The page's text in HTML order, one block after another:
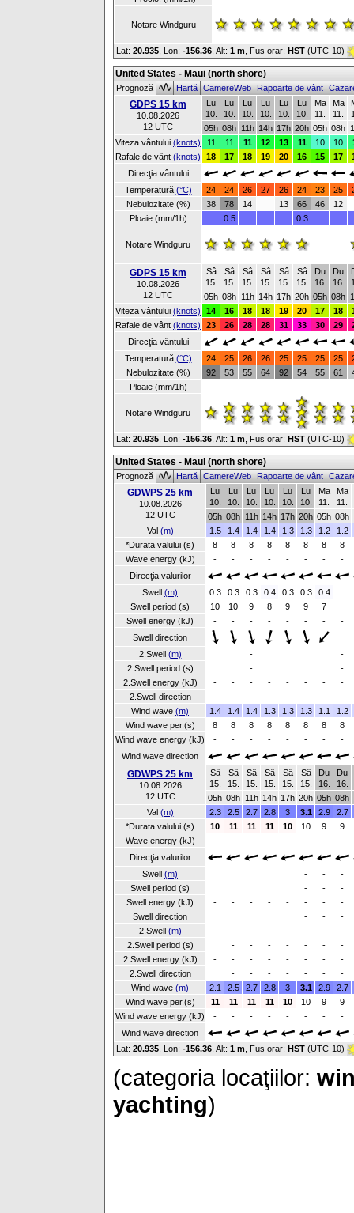
Notare Windguru
Lat: 20.935 , Lon: -156.36 Alt: 1 m , Fus orar: HST (UTC-10)
United States - Maui (north shore)
Prognoză HartăCamereWebRapoarte de vânt
GDPS 15 km
10.08.2026
12 UTC
Lu
10.
Lu
10.
Lu
10.
Lu
10.
Lu
10.
Lu
10.
Ma
11.
Ma
11.
05h 08h 11h 14h 17h 20h 05h 08h
Viteza vântului (knots) 11 11 11 12 13 11 10 10
Rafale de vânt (knots) 18 17 18 19 20 16 15 17
Direcţia vântului
Temperatură (°C) 24 24 26 27 26 24 23 25
Nebulozitate (%)
38 78 14 13 66 46
12
Ploaie (mm/1h)
0.5 0.3
Notare Windguru
GDPS 15 km
10.08.2026
12 UTC
Sâ
15.
Sâ
15.
Sâ
15.
Sâ
15.
Sâ
15.
Sâ
15.
Du
16.
Du
16.
05h 08h 11h 14h 17h 20h 05h 08h
Viteza vântului (knots) 14 16 18 18 19 20 17 18
Rafale de vânt (knots) 23 26 28 28 31 33 30 29
Direcţia vântului
Temperatură (°C) 24 25 26 26 25 25 25 25
Nebulozitate (%)
92 53 55 64 92 54 55 61
Ploaie (mm/1h)
- - - - - - - -
Notare Windguru
Lat: 20.935 , Lon: -156.36 Alt: 1 m , Fus orar: HST (UTC-10)
United States - Maui (north shore)
Prognoză HartăCamereWebRapoarte de vânt
GDWPS 25 km
10.08.2026
12 UTC
Lu
10.
Lu
10.
Lu
10.
Lu
10.
Lu
10.
Lu
10.
Ma
11.
Ma
11.
05h 08h 11h 14h 17h 20h 05h 08h
Val (m) 1.5 1.4 1.4 1.4 1.3 1.3 1.2
1.2
*Durata valului (s)
8 8 8 8 8 8 8
8
Wave energy (kJ)
- - - - - - -
-
Direcţia valurilor
Swell (m) 0.3 0.3 0.3 0.4 0.3 0.3
0.4
Swell period (s)
10 10 9 8 9 9
7
Swell energy (kJ)
- - - - - - -
-
Swell direction
2.Swell (m) -
-
2.Swell period (s)
-
-
2.Swell energy (kJ)
- - - - - - -
-
2.Swell direction
-
-
Wind wave (m) 1.4 1.4 1.4 1.3 1.3 1.3 1.1
1.2
Wind wave per.(s)
8 8 8 8 8 8 8
8
Wind wave energy (kJ)
- - - - - - -
-
Wind wave direction
GDWPS 25 km
10.08.2026
12 UTC
Sâ
15.
Sâ
15.
Sâ
15.
Sâ
15.
Sâ
15.
Sâ
15.
Du
16.
Du
16.
05h 08h 11h 14h 17h 20h 05h 08h
Val (m) 2.3 2.5 2.7 2.8 3 3.1 2.9
2.7
*Durata valului (s)
10 11 11 11 10 10 9
9
Wave energy (kJ)
- - - - - - -
-
Direcţia valurilor
Swell (m) - -
-
Swell period (s)
- -
-
Swell energy (kJ)
- - - - - - -
-
Swell direction
- -
-
2.Swell (m) - - - - - -
-
2.Swell period (s)
- - - - - -
-
2.Swell energy (kJ)
- - - - - - -
-
2.Swell direction
- - - - - -
-
Wind wave (m) 2.1 2.5 2.7 2.8 3 3.1 2.9
2.7
Wind wave per.(s)
11 11 11 11 10 10 9
9
Wind wave energy (kJ)
- - - - - - -
-
Wind wave direction
Lat: 20.935 , Lon: -156.36 Alt: 1 m , Fus orar: HST (UTC-10)
(categoria locaţiilor:
yachting)